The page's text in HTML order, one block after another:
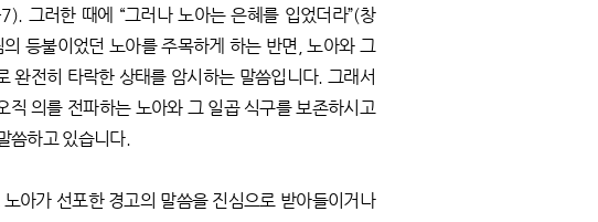
그러한 때에 “그러나 노아는 은혜를 입었더라”(창
등불이었던 노아를 주목하게 하는 반면, 노아와 그
완전히 타락한 상태를 암시하는 말씀입니다. 그래서
의를 전파하는 노아와 그 일곱 식구를 보존하시고
씀하고 있습니다.
아가 선포한 경고의 말씀을 진심으로 받아들이거나